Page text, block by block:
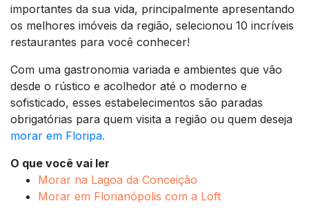
importantes da sua vida, principalmente apresentando
os melhores imóveis da região, selecionou 10 incríveis
restaurantes para você conhecer!
Com uma gastronomia variada e ambientes que vão
desde o rústico e acolhedor até o moderno e
sofisticado, esses estabelecimentos são paradas
obrigatórias para quem visita a região ou quem deseja
morar em Floripa.
O que você vai ler
Morar na Lagoa da Conceição
Morar em Florianópolis com a Loft